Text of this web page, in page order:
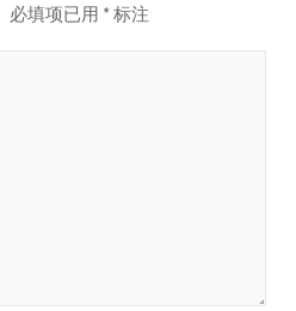
必填项已用 *标注